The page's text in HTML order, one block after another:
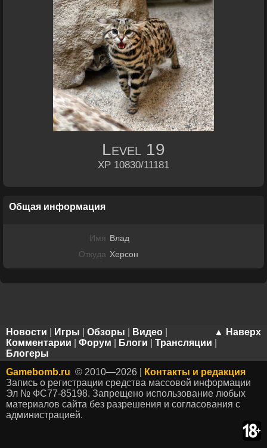
Level 19
XP 10830/11181
Общая информация
Имя Влад
Откуда Херсон
▲ Наверх
Новости Игры Обзоры Видео
Комментарии
Форум Блоги Трансляции
Блогеры
Gamebomb.ru © 2010—2026 |
Контакты и редакция
Запись о регистрации средства массовой информации
Эл № ФС77-85198. Запрещено использование любых
материалов сайта без разрешения и согласования с
администрацией.